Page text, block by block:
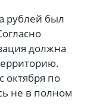
рублей был
должна
октября по
не в полном